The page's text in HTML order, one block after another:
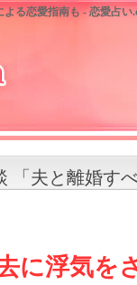
る恋愛指南も - 恋愛占い
「夫と離婚す
に浮気を